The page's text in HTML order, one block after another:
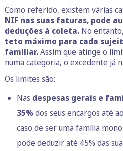
Como referido, existem várias
NIF nas suas faturas, pode
deduções à coleta. No entanto,
teto máximo para cada
familiar.Assim que atinge o
numa categoria, o excedente já
Os limites são:
Nas despesas gerais e
35%dos seus encargos até ao
caso de ser uma família
pode deduzir até 45% das